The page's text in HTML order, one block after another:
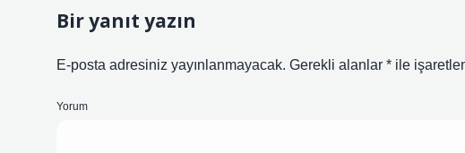
Bir yanıt yazın
E-posta adresiniz yayınlanmayacak. Gerekli alanlar * ile
Yorum